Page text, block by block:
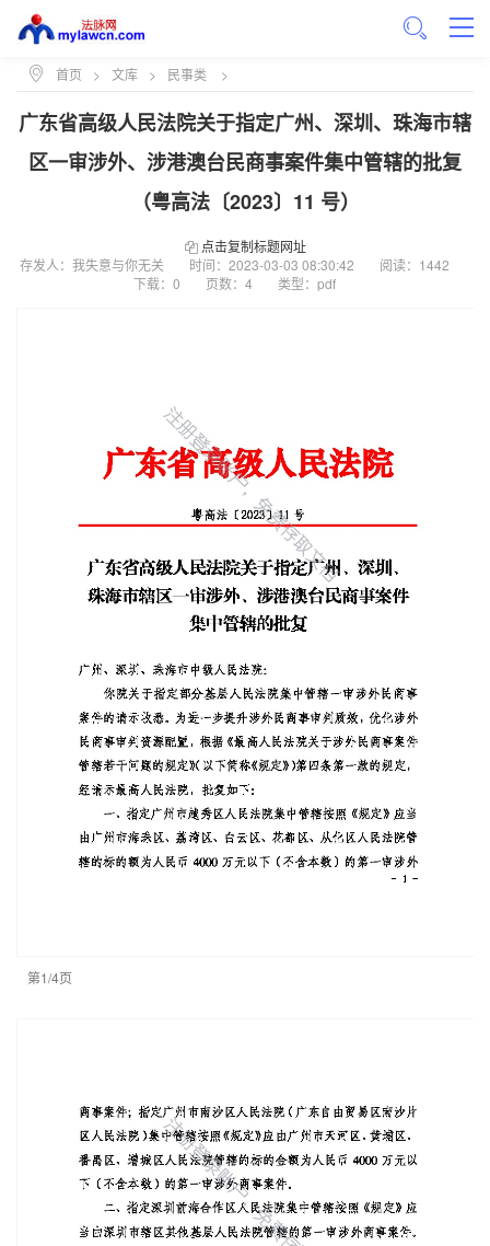
首页 > 文库 > 民事类 >
广东省高级人民法院关于指定广州、深圳、珠海市辖
区一审涉外、涉港澳台民商事案件集中管辖的批复
（粤高法〔2023〕11 号）
点击复制标题网址
存发人：我失意与你无关
时间： 2023-03-03 08:30:42
阅读：1442
下载：0
页数：4 类型：pdf
第1/4页